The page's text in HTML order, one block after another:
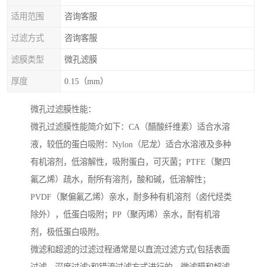
适用范围 咨询客服
过滤方式 咨询客服
滤膜类型 微孔滤膜
厚度 0.15（mm）
微孔过滤膜性能：
微孔过滤膜性能简介如下：CA（醋酸纤维素）适合水溶
液，较低的蛋白吸附：Nylon（尼龙）适合水溶液及多种
有机溶剂，低溶解性，吸附蛋白，可灭菌；PTFE（聚四
氟乙烯）疏水，耐所有溶剂，酸和碱，低溶解性；
PVDF（聚偏氟乙烯）亲水，耐多种有机溶剂（卤代烃类
除外），低蛋白吸附；PP（聚丙烯）亲水，耐有机溶
剂，极低蛋白吸附。
微滤和超滤的过滤过程通常是以直流过滤方式(包括表面